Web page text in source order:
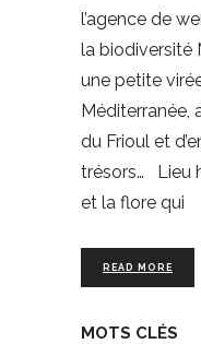
l’agence de
la biodiversité
une petite
Méditerranée,
du Frioul et
trésors… Lieu
et la flore qui
READ MORE
MOTS CLÉS